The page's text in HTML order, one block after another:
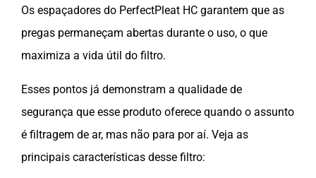
Os espaçadores do PerfectPleat HC garantem que as
pregas permaneçam abertas durante o uso, o que
maximiza a vida útil do filtro.
Esses pontos já demonstram a qualidade de
segurança que esse produto oferece quando o assunto
é filtragem de ar, mas não para por aí. Veja as
principais características desse filtro: